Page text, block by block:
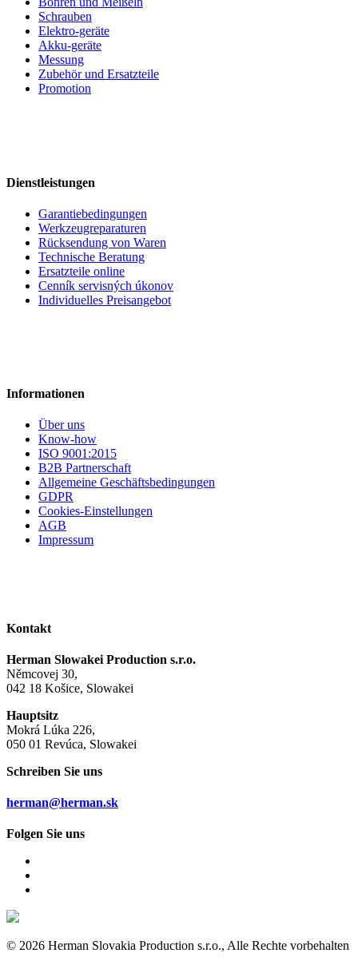
Schrauben
Elektro-geräte
Akku-geräte
Messung
Zubehör und Ersatzteile
Promotion
Dienstleistungen
Garantiebedingungen
Werkzeugreparaturen
Rücksendung von Waren
Technische Beratung
Ersatzteile online
Cenník servisných úkonov
Individuelles Preisangebot
Informationen
Über uns
Know-how
ISO 9001:2015
B2B Partnerschaft
Allgemeine Geschäftsbedingungen
GDPR
Cookies-Einstellungen
AGB
Impressum
Kontakt
Herman Slowakei Production s.r.o.
Němcovej 30,
042 18 Košice, Slowakei
Hauptsitz
Mokrá Lúka 226,
050 01 Revúca, Slowakei
Schreiben Sie uns
herman@herman.sk
Folgen Sie uns
© 2026 Herman Slovakia Production s.r.o., Alle Rechte vorbehalten